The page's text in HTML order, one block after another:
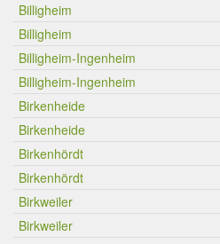
Billigheim
Billigheim
Billigheim-Ingenheim
Billigheim-Ingenheim
Birkenheide
Birkenheide
Birkenhördt
Birkenhördt
Birkweiler
Birkweiler